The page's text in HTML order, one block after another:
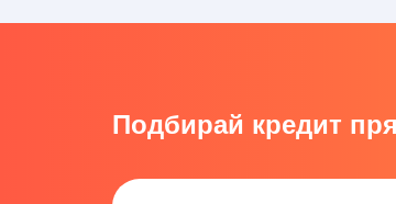
Подбирай кредит